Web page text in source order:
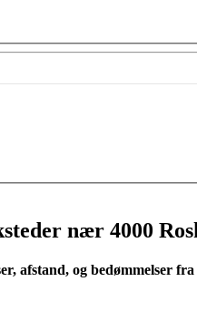
nær 4000
afstand, og bedømmelser